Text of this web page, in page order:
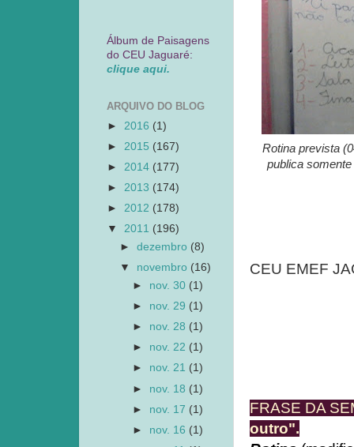
Rotina prevista
publica
CEU EMEF
FRASE DA
outro".
Álbum de Paisagens
do CEU Jaguaré:
clique aqui.
ARQUIVO DO BLOG
► 2016 (1)
► 2015 (167)
► 2014 (177)
► 2013 (174)
► 2012 (178)
▼ 2011 (196)
►dezembro (8)
▼ novembro (16)
► nov. 30 (1)
► nov. 29 (1)
► nov. 28 (1)
► nov. 22 (1)
► nov. 21 (1)
► nov. 18 (1)
► nov. 17 (1)
► nov. 16 (1)